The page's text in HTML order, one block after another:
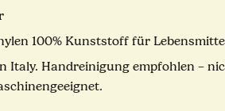
100% Kunststoff für
Italy. Handreinigung empfohlen –